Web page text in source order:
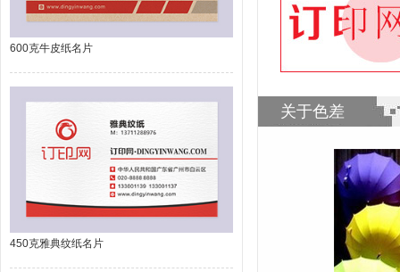
600克牛皮纸名片
450克雅典纹纸名片
关于色差